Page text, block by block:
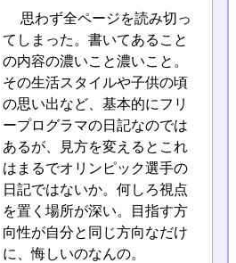
思わず全ページを読み切っ
てしまった。書いてあること
の内容の濃いこと濃いこと。
その生活スタイルや子供の頃
の思い出など、基本的にフリ
ープログラマの日記なのでは
あるが、見方を変えるとこれ
はまるでオリンピック選手の
日記ではないか。何しろ視点
を置く場所が深い。目指す方
向性が自分と同じ方向なだけ
に、悔しいのなんの。